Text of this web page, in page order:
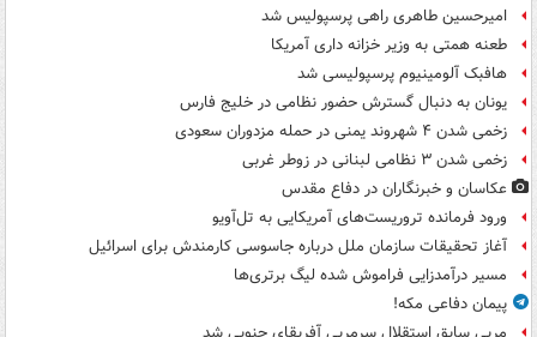
امیرحسین طاهری راهی پرسپولیس شد
طعنه همتی به وزیر خزانه داری آمریکا
هافبک آلومینیوم پرسپولیسی شد
یونان به دنبال گسترش حضور نظامی در خلیج فارس
زخمی شدن ۴ شهروند یمنی در حمله مزدوران سعودی
زخمی شدن ۳ نظامی لبنانی در زوطر غربی
عکاسان و خبرنگاران در دفاع مقدس
ورود فرمانده تروریست‌های آمریکایی به تل‌آویو
آغاز تحقیقات سازمان ملل درباره جاسوسی کارمندش برای اسرائیل
مسیر درآمدزایی فراموش شده لیگ برتری‌ها
پیمان دفاعی مکه!